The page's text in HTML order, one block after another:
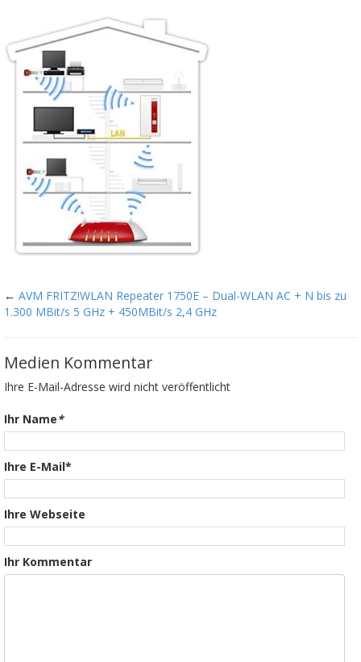
← AVM FRITZ!WLAN Repeater 1750E – Dual-WLAN AC + N bis zu
1.300 MBit/s 5 GHz + 450MBit/s 2,4 GHz
Medien Kommentar
Ihre E-Mail-Adresse wird nicht veröffentlicht
Ihr Name*
Ihre E-Mail*
Ihre Webseite
Ihr Kommentar